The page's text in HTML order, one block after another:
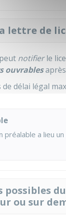
lettre de
notifierle
ouvrables
de délai légal
préalable a lieu
possibles
ou sur